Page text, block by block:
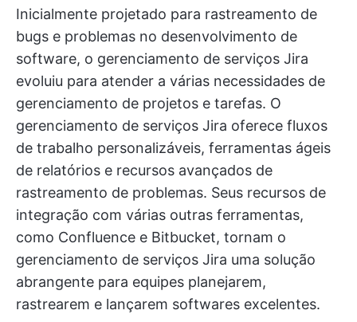
Inicialmente projetado para rastreamento de
bugs e problemas no desenvolvimento de
software, o gerenciamento de serviços Jira
evoluiu para atender a várias necessidades de
gerenciamento de projetos e tarefas. O
gerenciamento de serviços Jira oferece fluxos
de trabalho personalizáveis, ferramentas ágeis
de relatórios e recursos avançados de
rastreamento de problemas. Seus recursos de
integração com várias outras ferramentas,
como Confluence e Bitbucket, tornam o
gerenciamento de serviços Jira uma solução
abrangente para equipes planejarem,
rastrearem e lançarem softwares excelentes.